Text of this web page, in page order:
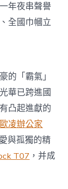
年夜串聲譽
全國巾幗立
「霸氣」
華已跨進國
凸起進獻的
歐凌辦公家
與孤獨的精
T07 ，并成